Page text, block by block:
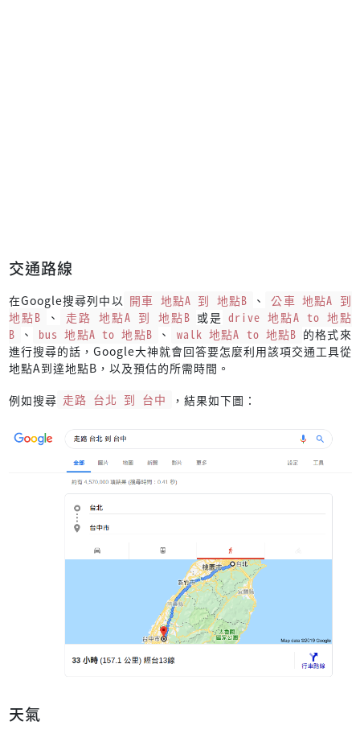
交通路線
在Google搜尋列中以 開車 地點A 到 地點B 、
公車 地點A 到
地點B
、 走路 地點A 到 地點B 或是 drive 地點A to 地點
B
、 bus 地點A to 地點B 、 walk 地點A to 地點B 的格式來
進行搜尋的話，Google大神就會回答要怎麼利用該項交通工具從
地點A到達地點B，以及預估的所需時間。
例如搜尋 走路 台北 到 台中 ，結果如下圖：
天氣